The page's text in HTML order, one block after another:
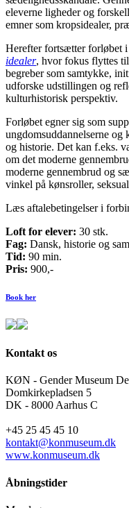
eleverne ligheder og
emner som kropsidealer,
Herefter fortsætter forløbet
idealer, hvor fokus flyttes
begreber som samtykke,
udforske udstillingen og
kulturhistorisk perspektiv.
Forløbet egner sig som
ungdomsuddannelserne og
og historie. Det kan f.eks.
om det moderne
moderne gennembrud og
vinkel på kønsroller,
Læs aftalebetingelser i
Loft for elever: 30 stk.
Fag: Dansk, historie og
Tid: 90 min.
Pris: 900,-
Book her
Kontakt os
KØN - Gender Museum
Domkirkepladsen 5
DK - 8000 Aarhus C
+45 25 45 45 10
kontakt@konmuseum.dk
www.konmuseum.dk
Åbningstider